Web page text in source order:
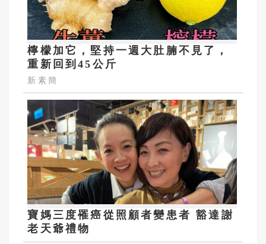
檸檬加它，堅持一週大肚腩不見了，
重新回到45公斤
新素簡
寶媽三度罹癌從照顧者變患者 豁達謝
老天爺禮物